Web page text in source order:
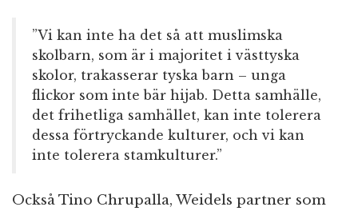
”Vi kan inte ha det så att muslimska
skolbarn, som är i majoritet i västtyska
skolor, trakasserar tyska barn – unga
flickor som inte bär hijab. Detta samhälle,
det frihetliga samhället, kan inte tolerera
dessa förtryckande kulturer, och vi kan
inte tolerera stamkulturer.”
Också Tino Chrupalla, Weidels partner som